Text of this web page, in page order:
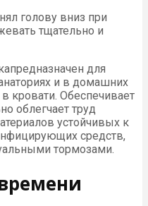
голову вниз при
тщательно и
для
и в домашних
кровати. Обеспечивает
облегчает труд
устойчивых к
средств,
тормозами.